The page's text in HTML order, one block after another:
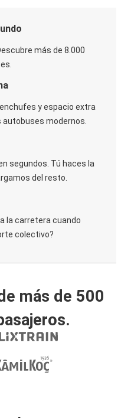
más de 8.000
y espacio extra
autobuses modernos.
segundos. Tú haces la
del resto.
la carretera cuando
colectivo?
más de 500